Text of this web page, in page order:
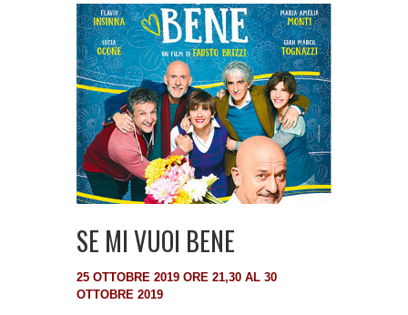
SE MI VUOI BENE
25 OTTOBRE 2019 ORE 21,30 AL 30
OTTOBRE 2019